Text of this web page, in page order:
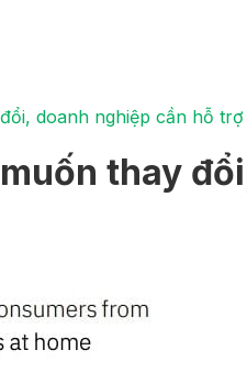
doanh nghiệp cần hỗ trợ
thay